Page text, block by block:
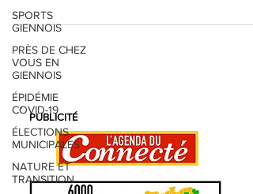
SPORTS
GIENNOIS
PRÈS DE CHEZ
VOUS EN
GIENNOIS
ÉPIDÉMIE
COVID-19
ÉLECTIONS
MUNICIPALES
NATURE ET
TRANSITION
PUBLICITÉ